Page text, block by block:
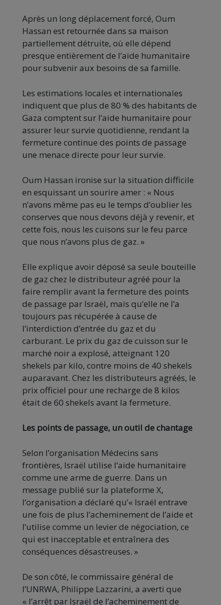
Après un long déplacement forcé, Oum
Hassan est retournée dans sa maison
partiellement détruite, où elle dépend
presque entièrement de l’aide humanitaire
pour subvenir aux besoins de sa famille.
Les estimations locales et internationales
indiquent que plus de 80 % des habitants de
Gaza comptent sur l’aide humanitaire pour
assurer leur survie quotidienne, rendant la
fermeture continue des points de passage
une menace directe pour leur survie.
Oum Hassan ironise sur la situation difficile
en esquissant un sourire amer : « Nous
n’avons même pas eu le temps d’oublier les
conserves que nous devons déjà y revenir, et
cette fois, nous les cuisons sur le feu parce
que nous n’avons plus de gaz. »
Elle explique avoir déposé sa seule bouteille
de gaz chez le distributeur agréé pour la
faire remplir avant la fermeture des points
de passage par Israël, mais qu’elle ne l’a
toujours pas récupérée à cause de
l’interdiction d’entrée du gaz et du
carburant. Le prix du gaz de cuisson sur le
marché noir a explosé, atteignant 120
shekels par kilo, contre moins de 40 shekels
auparavant. Chez les distributeurs agréés, le
prix officiel pour une recharge de 8 kilos
était de 60 shekels avant la fermeture.
Les points de passage, un outil de chantage
Selon l’organisation Médecins sans
frontières, Israël utilise l’aide humanitaire
comme une arme de guerre. Dans un
message publié sur la plateforme X,
l’organisation a déclaré qu’« Israël entrave
une fois de plus l’acheminement de l’aide et
l’utilise comme un levier de négociation, ce
qui est inacceptable et entraînera des
conséquences désastreuses. »
De son côté, le commissaire général de
l’UNRWA, Philippe Lazzarini, a averti que
« l’arrêt par Israël de l’acheminement de